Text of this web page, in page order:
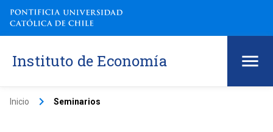
Instituto de Economía
Inicio keyboard_arrow_right Seminarios